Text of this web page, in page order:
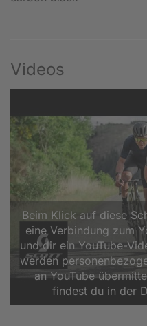
Videos
Beim Klick auf diese
eine Verbindung zum
und dir ein YouTube-
werden
an YouTube
findest du in der